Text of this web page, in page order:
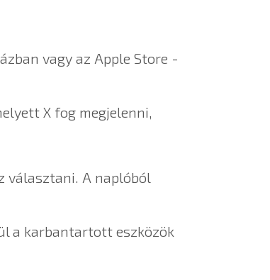
vagy az Apple Store -
X fog megjelenni,
választani. A naplóból
a karbantartott eszközök